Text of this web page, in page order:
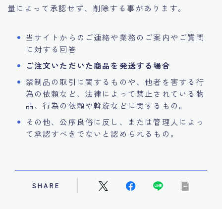
量によって承認せず、削除する事があります。
当サイトからのご連絡や業務のご案内やご質問
に対する回答
ご注文いただいた商品を発送する場合
禁制品の取引に関するものや、他者を害する行
為の依頼など、法律によって禁止されている物
品、行為の依頼や斡旋などに関するもの。
その他、公序良俗に反し、または管理人によっ
て承認すべきでないと認められるもの。
SHARE